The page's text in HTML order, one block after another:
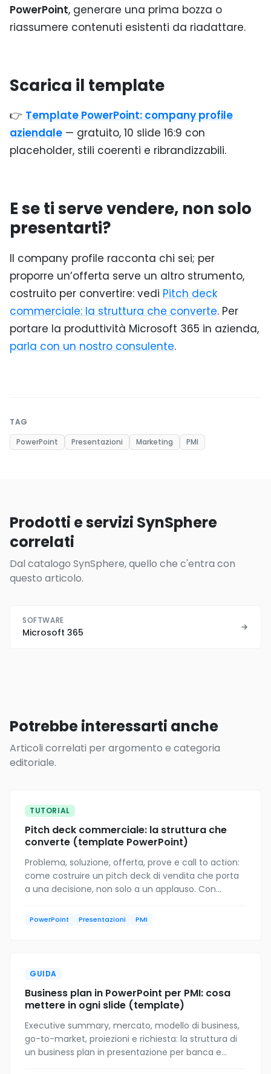
PowerPoint, generare una prima bozza o
riassumere contenuti esistenti da riadattare.
Scarica il template
👉 Template PowerPoint: company profile
aziendale — gratuito, 10 slide 16:9 con
placeholder, stili coerenti e ribrandizzabili.
E se ti serve vendere, non solo
presentarti?
Il company profile racconta chi sei; per
proporre un’offerta serve un altro strumento,
costruito per convertire: vedi Pitch deck
commerciale: la struttura che converte. Per
portare la produttività Microsoft 365 in azienda,
parla con un nostro consulente.
TAG
PowerPoint
Presentazioni Marketing PMI
Prodotti e servizi SynSphere
correlati
Dal catalogo SynSphere, quello che c'entra con
questo articolo.
SOFTWARE
Microsoft 365
Potrebbe interessarti anche
Articoli correlati per argomento e categoria
editoriale.
TUTORIAL
Pitch deck commerciale: la struttura che
converte (template PowerPoint)
Problema, soluzione, offerta, prove e call to action:
come costruire un pitch deck di vendita che porta
a una decisione, non solo a un applauso. Con
PowerPoint Presentazioni PMI
GUIDA
Business plan in PowerPoint per PMI: cosa
mettere in ogni slide (template)
Executive summary, mercato, modello di business,
go-to-market, proiezioni e richiesta: la struttura di
un business plan in presentazione per banca e